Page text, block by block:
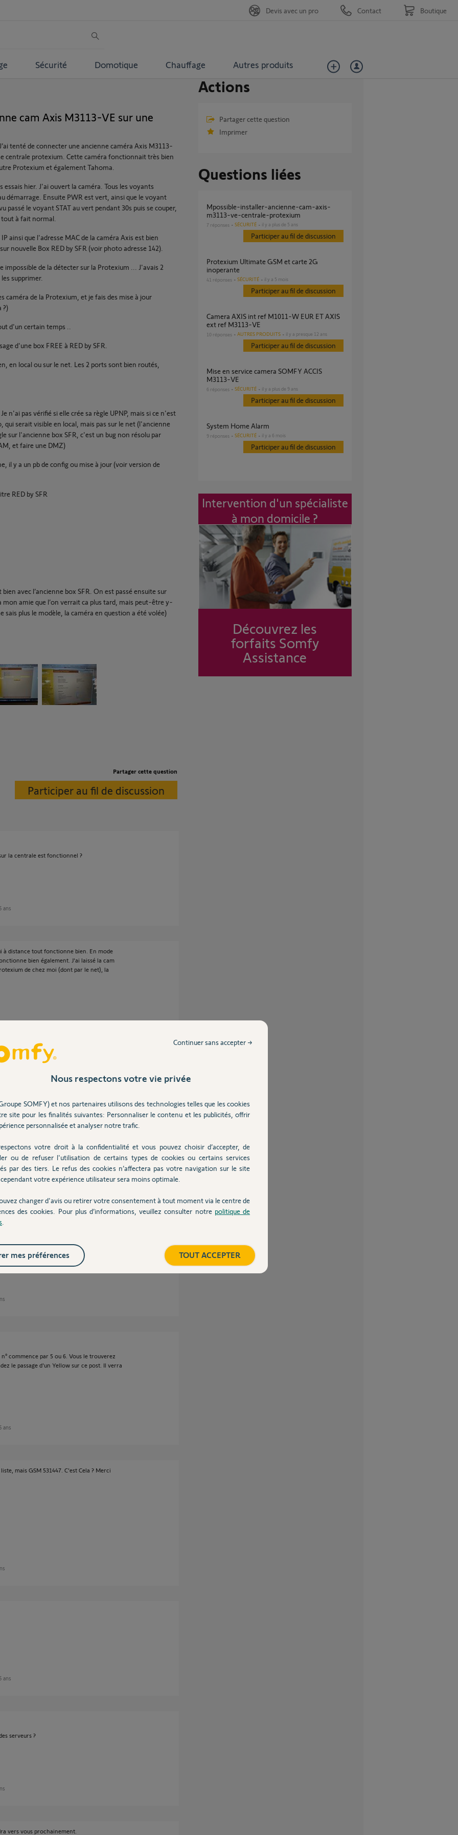
Sécurité Domotique Chauffage Autres produits
Devis avec un pro Contact Boutique
cam Axis M3113-VE sur une
tenté de connecter une ancienne caméra Axis M3113-
centrale protexium. Cette caméra fonctionnait très bien
Protexium et également Tahoma.
essais hier. J'ai ouvert la caméra. Tous les voyants
démarrage. Ensuite PWR est vert, ainsi que le voyant
passé le voyant STAT au vert pendant 30s puis se couper,
tout à fait normal.
IP ainsi que l'adresse MAC de la caméra Axis est bien
nouvelle Box RED by SFR (voir photo adresse 142).
impossible de la détecter sur la Protexium ... J'avais 2
supprimer.
caméra de la Protexium, et je fais des mise à jour
?)
d'un certain temps ..
d'une box FREE à RED by SFR.
en local ou sur le net. Les 2 ports sont bien routés,
n'ai pas vérifié si elle crée sa règle UPNP, mais si ce n'est
qui serait visible en local, mais pas sur le net (l'ancienne
sur l'ancienne box SFR, c'est un bug non résolu par
et faire une DMZ)
il y a un pb de config ou mise à jour (voir version de
RED by SFR
avec l’ancienne box SFR. On est passé ensuite sur
à mon amie que l’on verrait ca plus tard, mais peut-être y-
sais plus le modèle, la caméra en question a été volée)
Partager cette question
Participer au fil de discussion
la centrale est fonctionnel ?
ans
à distance tout fonctionne bien. En mode
bien également. J'ai laissé la cam
de chez moi (dont par le net), la
"Port DNS" du "Réglage de l'interface".
bouton "reset" de la caméra ?
ans
courant, voir notice, qu'il ne faut jamais
appuyé .
Je fais à distance, ayant pris soin de
commence par 5 ou 6. Vous le trouverez
le passage d'un Yellow sur ce post. Il verra
ans
mais GSM 531447. C'est Cela ? Merci
ans
serveurs ?
vers vous prochainement.
Actions
Partager cette question
Imprimer
Questions liées
mpossible-installer-ancienne-cam-axis-
m3113-ve-centrale-protexium
7 réponses SÉCURITÉ il y a plus de 5 ans
Participer au fil de discussion
Protexium Ultimate GSM et carte 2G
inoperante
41 réponses SÉCURITÉ il y a 5 mois
Participer au fil de discussion
camera AXIS int ref M1011-W EUR ET AXIS
ext ref M3113-VE
10 réponses AUTRES PRODUITS il y a presque 12 ans
Participer au fil de discussion
mise en service camera SOMFY ACCIS
M3113-VE
6 réponses SÉCURITÉ il y a plus de 9 ans
Participer au fil de discussion
System Home Alarm
9 réponses SÉCURITÉ il y a 6 mois
Participer au fil de discussion
Intervention d'un spécialiste
à mon domicile ?
Découvrez les
forfaits Somfy
Assistance
Nous respectons votre vie privée
SOMFY) et nos partenaires utilisons des technologies telles que les cookies
site pour les finalités suivantes: Personnaliser le contenu et les publicités, offrir
personnalisée et analyser notre trafic.
votre droit à la confidentialité et vous pouvez choisir d’accepter, de
ou de refuser l'utilisation de certains types de cookies ou certains services
par des tiers. Le refus des cookies n’affectera pas votre navigation sur le site
votre expérience utilisateur sera moins optimale.
changer d'avis ou retirer votre consentement à tout moment via le centre de
des cookies. Pour plus d’informations, veuillez consulter notre politique de
Continuer sans accepter →
TOUT ACCEPTER
mes préférences